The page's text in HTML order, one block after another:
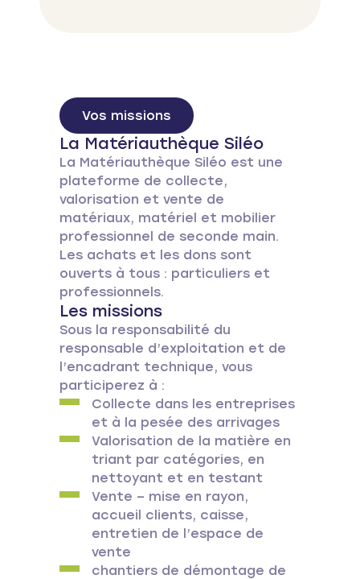
Vos missions
La Matériauthèque Siléo
La Matériauthèque Siléo est une
plateforme de collecte,
valorisation et vente de
matériaux, matériel et mobilier
professionnel de seconde main.
Les achats et les dons sont
ouverts à tous : particuliers et
professionnels.
Les missions
Sous la responsabilité du
responsable d’exploitation et de
l’encadrant technique, vous
participerez à :
Collecte dans les entreprises
et à la pesée des arrivages
Valorisation de la matière en
triant par catégories, en
nettoyant et en testant
Vente – mise en rayon,
accueil clients, caisse,
entretien de l’espace de
vente
chantiers de démontage de